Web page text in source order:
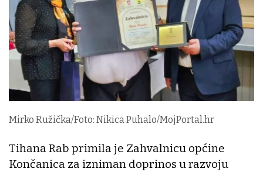
Mirko Ružička/Foto: Nikica Puhalo/MojPortal.hr
Tihana Rab primila je Zahvalnicu općine
Končanica za izniman doprinos u razvoju